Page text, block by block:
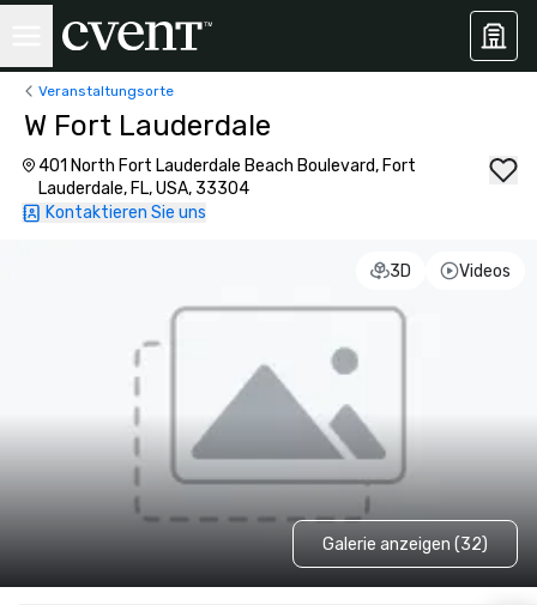
Veranstaltungsorte
W Fort Lauderdale
401 North Fort Lauderdale Beach Boulevard, Fort
Lauderdale, FL, USA, 33304
Kontaktieren Sie uns
3D Videos
Galerie anzeigen (32)